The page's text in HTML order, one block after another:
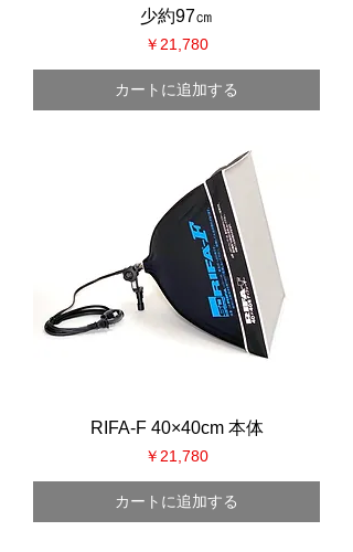
少約97㎝
価格
￥21,780
カートに追加する
RIFA-F 40×40cm 本体
価格
￥21,780
カートに追加する